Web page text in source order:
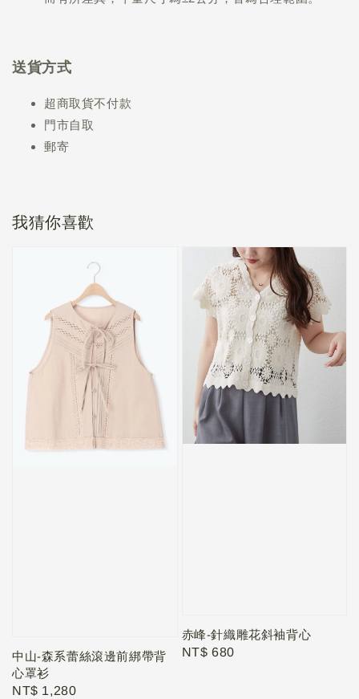
送貨方式
超商取貨不付款
門市自取
郵寄
我猜你喜歡
中山-森系蕾絲滾邊前綁帶背
心罩衫
Regular
NT$ 1,280
赤峰-針織雕花斜袖背心
Regular
NT$ 680